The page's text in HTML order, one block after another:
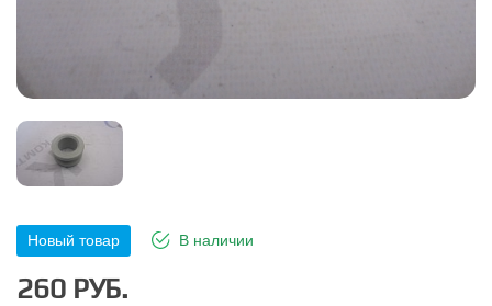
Новый товар В наличии
260 РУБ.